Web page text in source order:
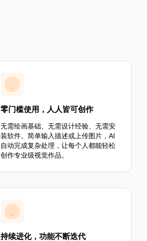
零门槛使用，人人皆可创作
无需绘画基础、无需设计经验、无需安
装软件。简单输入描述或上传图片，AI
自动完成复杂处理，让每个人都能轻松
创作专业级视觉作品。
持续进化，功能不断迭代